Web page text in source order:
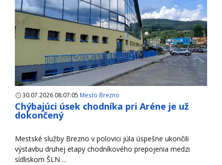
30.07.2026 08:07:05 Mesto Brezno
Chýbajúci úsek chodníka pri Aréne je už
dokončený
Mestské služby Brezno v polovici júla úspešne ukončili
výstavbu druhej etapy chodníkového prepojenia medzi
sídliskom ŠLN ...